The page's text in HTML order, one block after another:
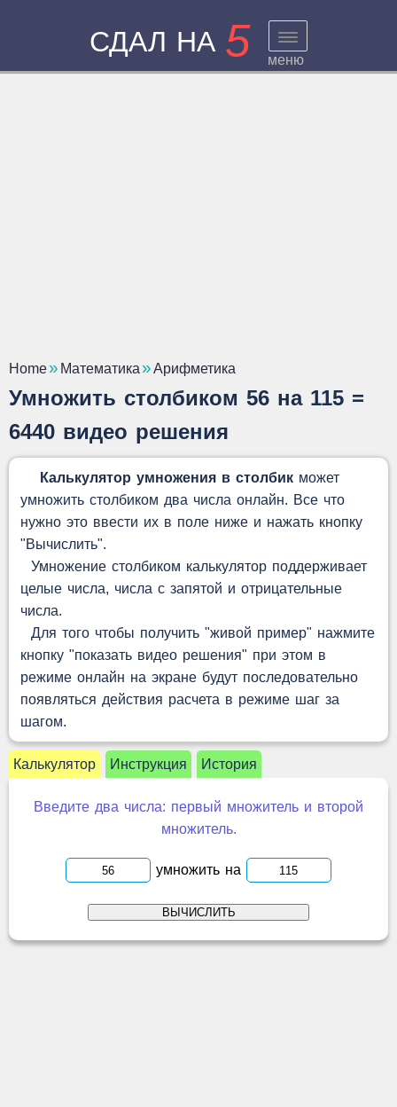
СДАЛ НА 5 меню
Home Математика Арифметика
Умножить столбиком 56 на 115 =
6440 видео решения
Калькулятор умножения в столбик может
умножить столбиком два числа онлайн. Все что
нужно это ввести их в поле ниже и нажать кнопку
"Вычислить".
Умножение столбиком калькулятор поддерживает
целые числа, числа с запятой и отрицательные
числа.
Для того чтобы получить "живой пример" нажмите
кнопку "показать видео решения" при этом в
режиме онлайн на экране будут последовательно
появляться действия расчета в режиме шаг за
шагом.
Калькулятор Инструкция История
Введите два числа: первый множитель и второй
множитель.
умножить на